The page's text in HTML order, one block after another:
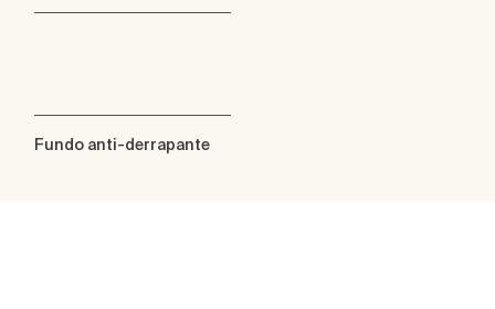
Fundo anti-derrapante